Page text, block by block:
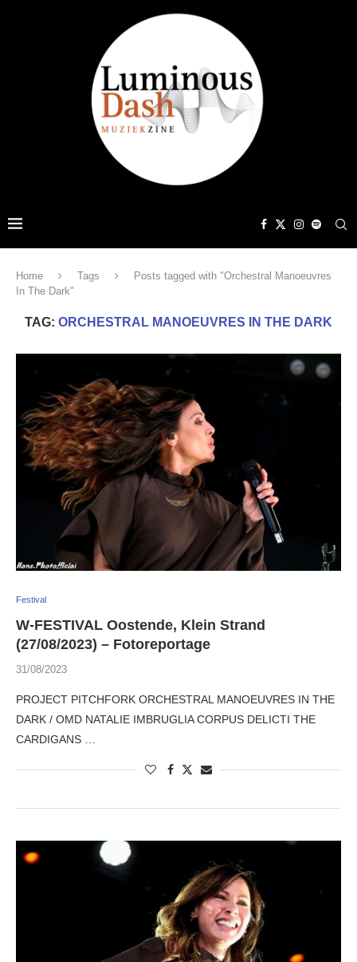
Home Tags
Posts tagged with "Orchestral Manoeuvres
In The Dark"
TAG: ORCHESTRAL MANOEUVRES IN THE DARK
Festival
W-FESTIVAL Oostende, Klein Strand
(27/08/2023) – Fotoreportage
31/08/2023
PROJECT PITCHFORK ORCHESTRAL MANOEUVRES IN THE
DARK / OMD NATALIE IMBRUGLIA CORPUS DELICTI THE
CARDIGANS …